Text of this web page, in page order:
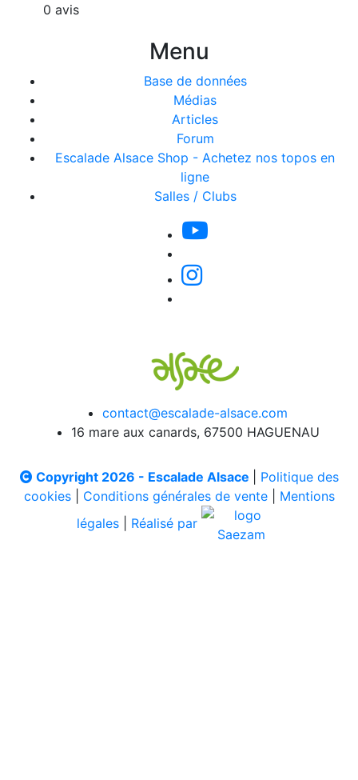
0 avis
Menu
Base de données
Médias
Articles
Forum
Escalade Alsace Shop - Achetez nos topos en
ligne
Salles / Clubs
contact@escalade-alsace.com
16 mare aux canards, 67500 HAGUENAU
Copyright 2026 - Escalade Alsace
Politique des
cookies| Conditions générales de vente| Mentions
légales
Réalisé par